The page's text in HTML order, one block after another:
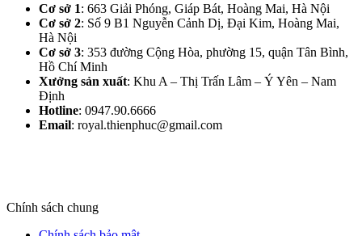
Cơ sở 1: 663 Giải Phóng, Giáp Bát, Hoàng Mai, Hà Nội​
Cơ sở 2: Số 9 B1 Nguyễn Cảnh Dị, Đại Kim, Hoàng Mai,
Hà Nội​
Cơ sở 3: 353 đường Cộng Hòa, phường 15, quận Tân Bình,
Hồ Chí Minh
Xưởng sản xuất: Khu A – Thị Trấn Lâm – Ý Yên – Nam
Định​
Hotline: 0947.90.6666
Email: royal.thienphuc@gmail.com
Chính sách chung